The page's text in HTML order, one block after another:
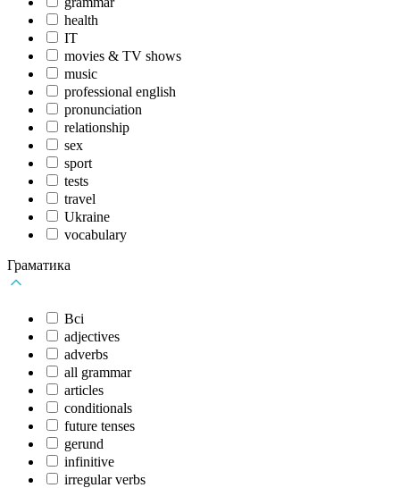
health
IT
movies & TV shows
music
professional english
pronunciation
relationship
sex
sport
tests
travel
Ukraine
vocabulary
Граматика
Всі
adjectives
adverbs
all grammar
articles
conditionals
future tenses
gerund
infinitive
irregular verbs